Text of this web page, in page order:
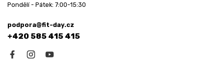
Pondělí - Pátek: 7:00-15:30
podpora@fit-day.cz
+420 585 415 415